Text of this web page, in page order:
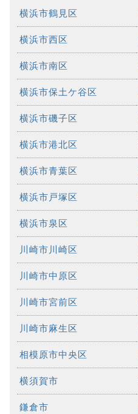
横浜市鶴見区
横浜市西区
横浜市南区
横浜市保土ケ谷区
横浜市磯子区
横浜市港北区
横浜市青葉区
横浜市戸塚区
横浜市泉区
川崎市川崎区
川崎市中原区
川崎市宮前区
川崎市麻生区
相模原市中央区
横須賀市
鎌倉市